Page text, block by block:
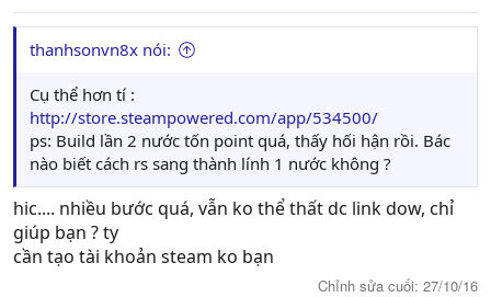
t
e
thanhsonvn8x nói:
Cụ thể hơn tí :
http://store.steampowered.com/app/534500/
ps: Build lần 2 nước tốn point quá, thấy hối hận rồi. Bác
nào biết cách rs sang thành lính 1 nước không ?
hic.... nhiều bước quá, vẫn ko thể thất dc link dow, chỉ
giúp bạn ? ty
cần tạo tài khoản steam ko bạn
Chỉnh sửa cuối: 27/10/16